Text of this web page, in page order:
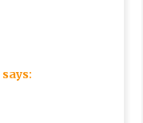
says: